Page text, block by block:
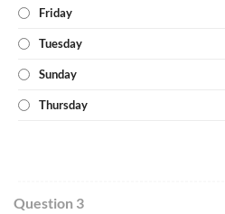
Friday
Tuesday
Sunday
Thursday
Question 3